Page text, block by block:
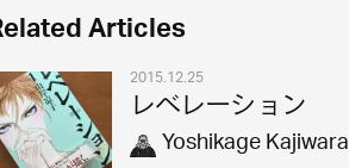
Articles
2015.12.25
レベレーション
Yoshikage Kajiwara